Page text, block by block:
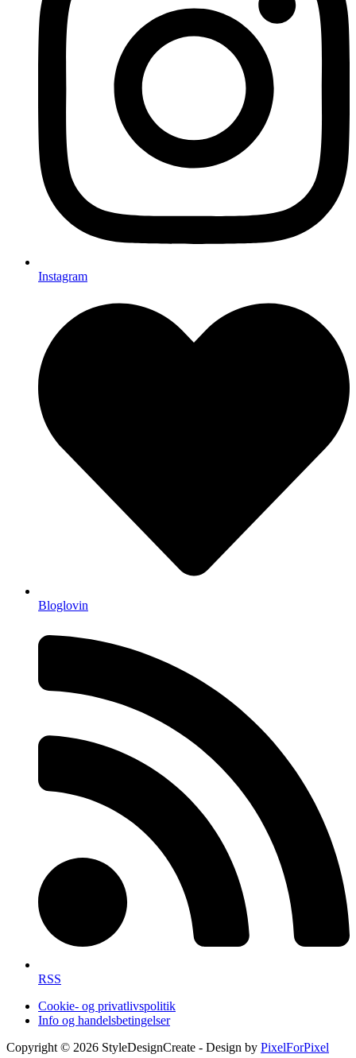
Instagram
Bloglovin
RSS
Cookie- og privatlivspolitik
Info og handelsbetingelser
Copyright © 2026 StyleDesignCreate - Design by PixelForPixel